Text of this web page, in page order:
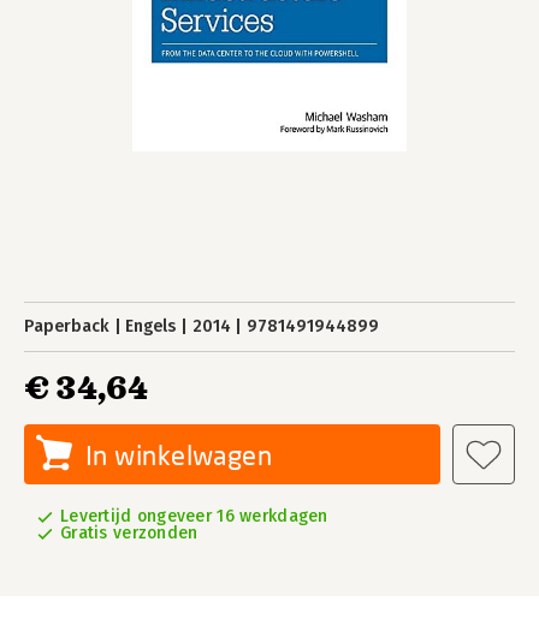
Paperback Engels 2014 9781491944899
€ 34,64
In winkelwagen
Levertijd ongeveer 16 werkdagen
Gratis verzonden